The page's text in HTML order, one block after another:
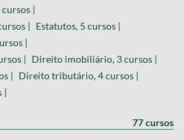
|
|
Estatutos, 5 cursos |
|
|
Direito imobiliário, 3 cursos |
|
Direito tributário, 4 cursos |
77 cursos